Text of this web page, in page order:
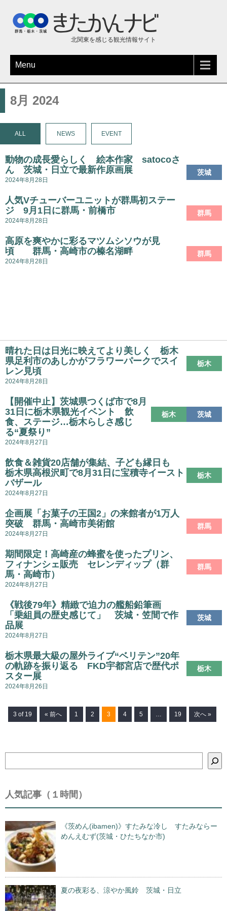
北関東を感じる観光情報サイト
Menu
8月 2024
ALL NEWS EVENT
茨城
動物の成長愛らしく 絵本作家 satocoさ
ん 茨城・日立で最新作原画展
2024年8月28日
群馬
人気Vチューバーユニットが群馬初ステー
ジ 9月1日に群馬・前橋市
2024年8月28日
群馬
高原を爽やかに彩るマツムシソウが見
頃 群馬・高崎市の榛名湖畔
2024年8月28日
栃木
晴れた日は日光に映えてより美しく 栃木
県足利市のあしかがフラワーパークでスイ
レン見頃
2024年8月28日
茨城
栃木
【開催中止】茨城県つくば市で8月
31日に栃木県観光イベント 飲
食、ステージ…栃木らしさ感じ
る“夏祭り”
2024年8月27日
栃木
飲食＆雑貨20店舗が集結、子ども縁日も
栃木県高根沢町で8月31日に宝積寺イースト
バザール
2024年8月27日
群馬
企画展「お菓子の王国2」の来館者が1万人
突破 群馬・高崎市美術館
2024年8月27日
群馬
期間限定！高崎産の蜂蜜を使ったプリン、
フィナンシェ販売 セレンディップ（群
馬・高崎市）
2024年8月27日
茨城
《戦後79年》精緻で迫力の艦船鉛筆画
「乗組員の歴史感じて」 茨城・笠間で作
品展
2024年8月27日
栃木
栃木県最大級の屋外ライブ“ベリテン”20年
の軌跡を振り返る FKD宇都宮店で歴代ポ
スター展
2024年8月26日
3 of 19 « 前へ 1 2 3 4 5 … 19 次へ »
索
人気記事（１時間）
《茨めん(ibamen)》すたみな冷し すたみならー
めんえむず(茨城・ひたちなか市)
夏の夜彩る、涼やか風鈴 茨城・日立